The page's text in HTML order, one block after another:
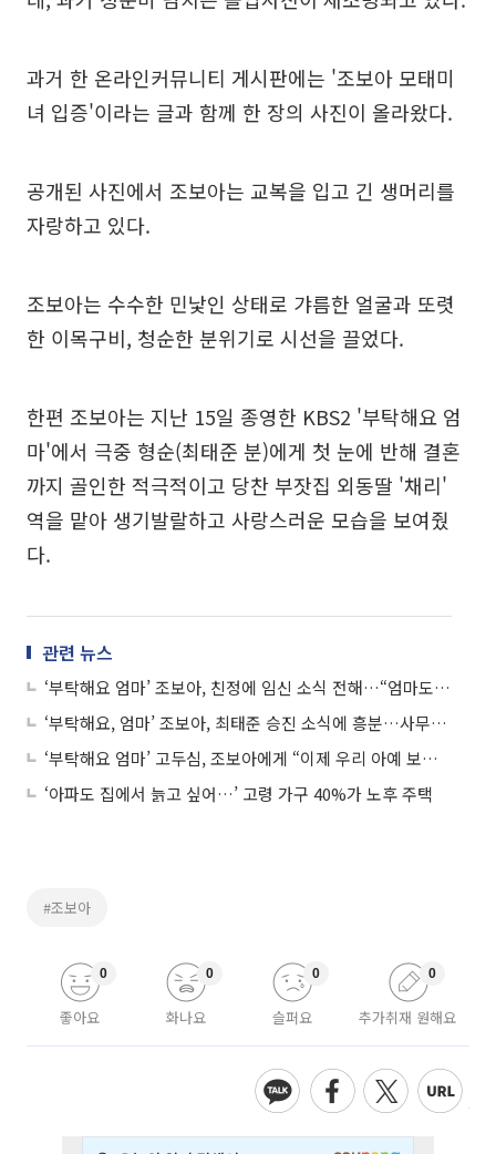
과거 한 온라인커뮤니티 게시판에는 '조보아 모태미
녀 입증'이라는 글과 함께 한 장의 사진이 올라왔다.
공개된 사진에서 조보아는 교복을 입고 긴 생머리를
자랑하고 있다.
조보아는 수수한 민낯인 상태로 갸름한 얼굴과 또렷
한 이목구비, 청순한 분위기로 시선을 끌었다.
한편 조보아는 지난 15일 종영한 KBS2 '부탁해요 엄
마'에서 극중 형순(최태준 분)에게 첫 눈에 반해 결혼
까지 골인한 적극적이고 당찬 부잣집 외동딸 '채리'
역을 맡아 생기발랄하고 사랑스러운 모습을 보여줬
다.
관련 뉴스
‘부탁해요 엄마’ 조보아, 친정에 임신 소식 전해…“엄마도 아셨으면 좋았을텐데”
‘부탁해요, 엄마’ 조보아, 최태준 승진 소식에 흥분…사무실서 “오빠 사랑해!”
‘부탁해요 엄마’ 고두심, 조보아에게 “이제 우리 아예 보지 말자”
‘아파도 집에서 늙고 싶어…’ 고령 가구 40%가 노후 주택
#조보아
좋아요
0
화나요
0
슬퍼요
0
추가취재 원해요
0